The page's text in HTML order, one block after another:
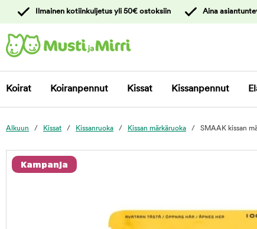
asiakaspalveluun
Ilmainen kotiinkuljetus yli 50€ ostoksiin Aina
Koirat Koiranpennut Kissat Kissanpennut
Alkuun Kissat Kissanruoka Kissan märkäruoka SMAAK kissan
Kampanja
foo